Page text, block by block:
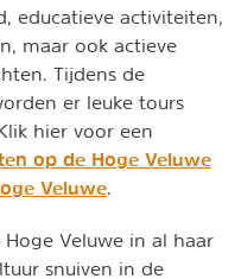
educatieve activiteiten,
maar ook actieve
Tijdens de
er leuke tours
hier voor een
op de Hoge Veluwe
Veluwe
Veluwe in al haar
snuiven in de